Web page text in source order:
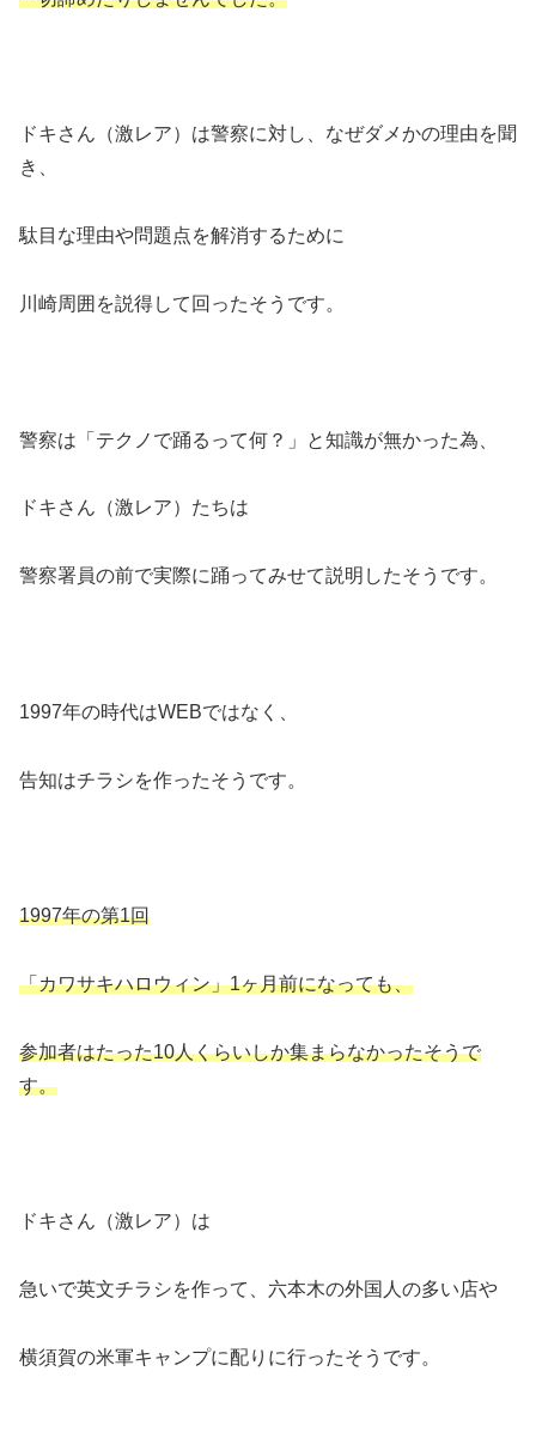
ドキさん（激レア）は警察に対し、なぜダメかの理由を聞
き、
駄目な理由や問題点を解消するために
川崎周囲を説得して回ったそうです。
警察は「テクノで踊るって何？」と知識が無かった為、
ドキさん（激レア）たちは
警察署員の前で実際に踊ってみせて説明したそうです。
1997年の時代はWEBではなく、
告知はチラシを作ったそうです。
1997年の第1回
「カワサキハロウィン」1ヶ月前になっても、
参加者はたった10人くらいしか集まらなかったそうで
す。
ドキさん（激レア）は
急いで英文チラシを作って、六本木の外国人の多い店や
横須賀の米軍キャンプに配りに行ったそうです。